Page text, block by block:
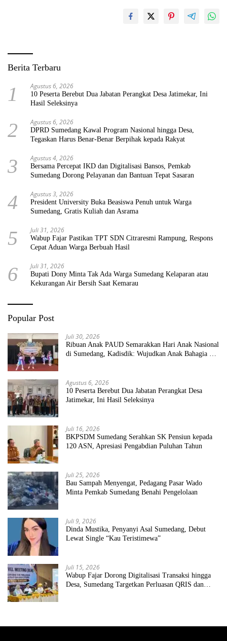
Berita Terbaru
1 Agustus 6, 2026
10 Peserta Berebut Dua Jabatan Perangkat Desa Jatimekar, Ini
Hasil Seleksinya
2 Agustus 6, 2026
DPRD Sumedang Kawal Program Nasional hingga Desa,
Tegaskan Harus Benar-Benar Berpihak kepada Rakyat
3 Agustus 4, 2026
Bersama Percepat IKD dan Digitalisasi Bansos, Pemkab
Sumedang Dorong Pelayanan dan Bantuan Tepat Sasaran
4 Agustus 3, 2026
President University Buka Beasiswa Penuh untuk Warga
Sumedang, Gratis Kuliah dan Asrama
5 Juli 31, 2026
Wabup Fajar Pastikan TPT SDN Citraresmi Rampung, Respons
Cepat Aduan Warga Berbuah Hasil
6 Juli 31, 2026
Bupati Dony Minta Tak Ada Warga Sumedang Kelaparan atau
Kekurangan Air Bersih Saat Kemarau
Popular Post
Juli 30, 2026
Ribuan Anak PAUD Semarakkan Hari Anak Nasional
di Sumedang, Kadisdik: Wujudkan Anak Bahagia dan
Agustus 6, 2026
10 Peserta Berebut Dua Jabatan Perangkat Desa
Jatimekar, Ini Hasil Seleksinya
Juli 16, 2026
BKPSDM Sumedang Serahkan SK Pensiun kepada
120 ASN, Apresiasi Pengabdian Puluhan Tahun
Juli 25, 2026
Bau Sampah Menyengat, Pedagang Pasar Wado
Minta Pemkab Sumedang Benahi Pengelolaan
Juli 9, 2026
Dinda Mustika, Penyanyi Asal Sumedang, Debut
Lewat Single “Kau Teristimewa”
Juli 15, 2026
Wabup Fajar Dorong Digitalisasi Transaksi hingga
Desa, Sumedang Targetkan Perluasan QRIS dan